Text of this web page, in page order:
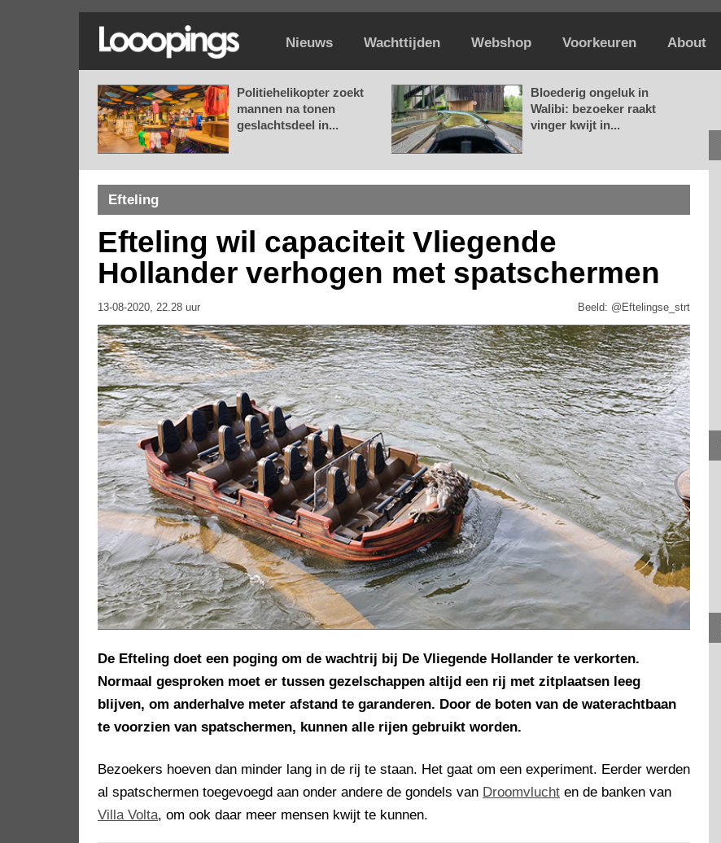
Nieuws Wachttijden Webshop Voorkeuren About
Politiehelikopter zoekt
mannen na tonen
geslachtsdeel in...
Bloederig ongeluk in
Walibi: bezoeker raakt
vinger kwijt in...
Efteling
Efteling wil capaciteit Vliegende
Hollander verhogen met spatschermen
13-08-2020, 22.28 uur Beeld: @Eftelingse_strt
De Efteling doet een poging om de wachtrij bij De Vliegende Hollander te verkorten.
Normaal gesproken moet er tussen gezelschappen altijd een rij met zitplaatsen leeg
blijven, om anderhalve meter afstand te garanderen. Door de boten van de waterachtbaan
te voorzien van spatschermen, kunnen alle rijen gebruikt worden.
Bezoekers hoeven dan minder lang in de rij te staan. Het gaat om een experiment. Eerder werden
al spatschermen toegevoegd aan onder andere de gondels van Droomvlucht en de banken van
Villa Volta, om ook daar meer mensen kwijt te kunnen.